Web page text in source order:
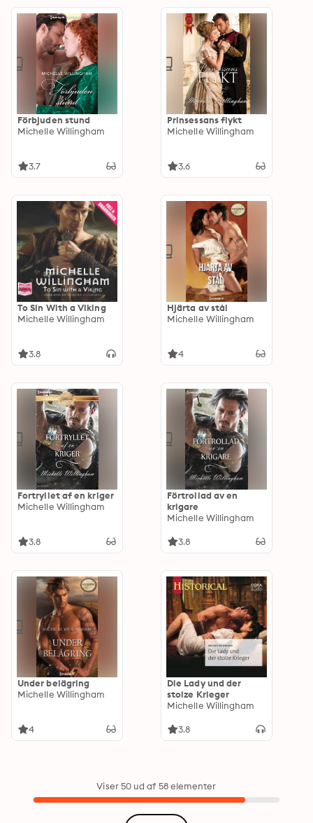
Förbjuden stund
Michelle Willingham
3.7
Prinsessans flykt
Michelle Willingham
3.6
To Sin With a Viking
Michelle Willingham
3.8
Hjärta av stål
Michelle Willingham
4
Fortryllet af en kriger
Michelle Willingham
3.8
Förtrollad av en
krigare
Michelle Willingham
3.8
Under belägring
Michelle Willingham
4
Die Lady und der
stolze Krieger
Michelle Willingham
3.8
Viser 50 ud af 58 elementer